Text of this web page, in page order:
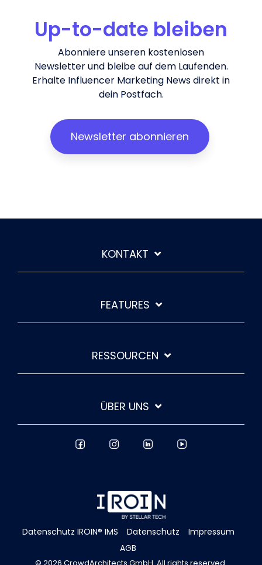
Up-to-date bleiben
Abonniere unseren kostenlosen
Newsletter und bleibe auf dem Laufenden.
Erhalte Influencer Marketing News direkt in
dein Postfach.
Newsletter abonnieren
KONTAKT
FEATURES
RESSOURCEN
ÜBER UNS
Datenschutz IROIN® IMS Datenschutz
Impressum
AGB